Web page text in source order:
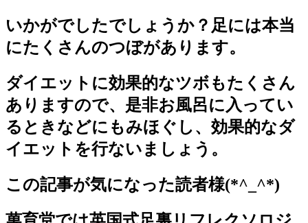
いかがでしたでしょうか？足には本当
にたくさんのつぼがあります。
ダイエットに効果的なツボもたくさん
ありますので、是非お風呂に入ってい
るときなどにもみほぐし、効果的なダ
イエットを行ないましょう。
この記事が気になった読者様(*^_^*)